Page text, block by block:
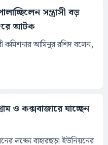
সন্ত্রাসী বড়
আটক
কমিশনার আমিনুর রশিদ বলেন,
ও কক্সবাজারে যাচ্ছেন
লক্ষ্যে বাহারছড়া ইউনিয়নের